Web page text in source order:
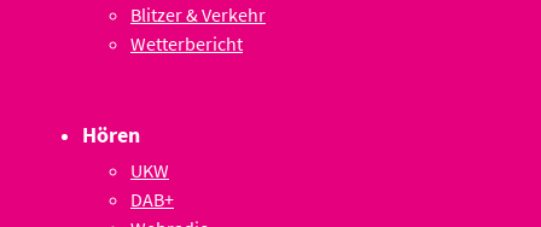
Blitzer & Verkehr
Wetterbericht
Hören
UKW
DAB+